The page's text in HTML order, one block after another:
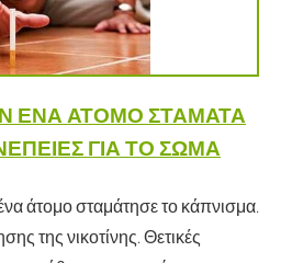
ΈΝΑ ΆΤΟΜΟ ΣΤΑΜΑΤΆ
ΓΙΑ ΤΟ ΣΏΜΑ
άτομο σταμάτησε το κάπνισμα.
της νικοτίνης. Θετικές